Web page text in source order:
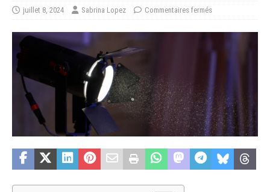
juillet 8, 2024 Sabrina Lopez Commentaires fermés